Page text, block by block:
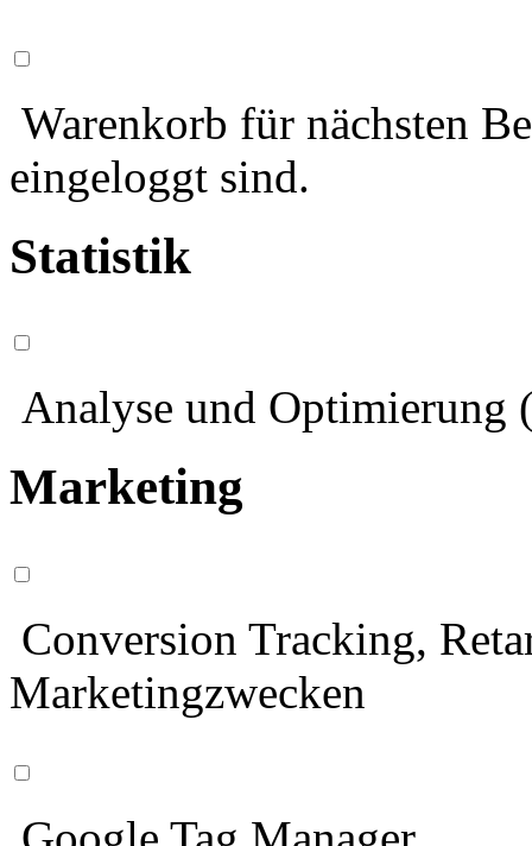
Warenkorb für nächsten
eingeloggt sind.
Statistik
Analyse und Optimierung
Marketing
Conversion Tracking,
Marketingzwecken